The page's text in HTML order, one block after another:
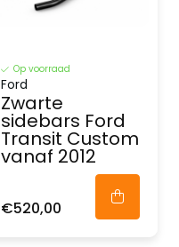
Op voorraad
Ford
Zwarte
sidebars Ford
Transit Custom
vanaf 2012
€520,00